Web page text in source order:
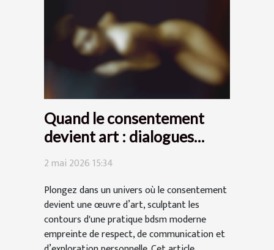
Quand le consentement
devient art : dialogues
essentiels autour du bdsm
2 mai 2026 15:34
Plongez dans un univers où le consentement
devient une œuvre d’art, sculptant les
contours d'une pratique bdsm moderne
empreinte de respect, de communication et